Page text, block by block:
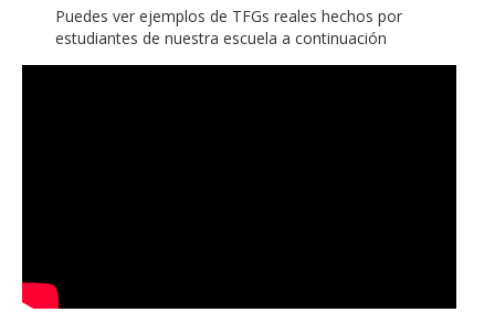
Puedes ver ejemplos de TFGs reales hechos por
estudiantes de nuestra escuela a continuación